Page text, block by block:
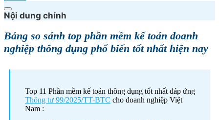
Nội dung chính
Bảng so sánh top phần mềm kế toán doanh
nghiệp thông dụng phổ biến tốt nhất hiện nay
Top 11 Phần mềm kế toán thông dụng tốt nhất đáp ứng
Thông tư 99/2025/TT-BTC cho doanh nghiệp Việt
Nam :